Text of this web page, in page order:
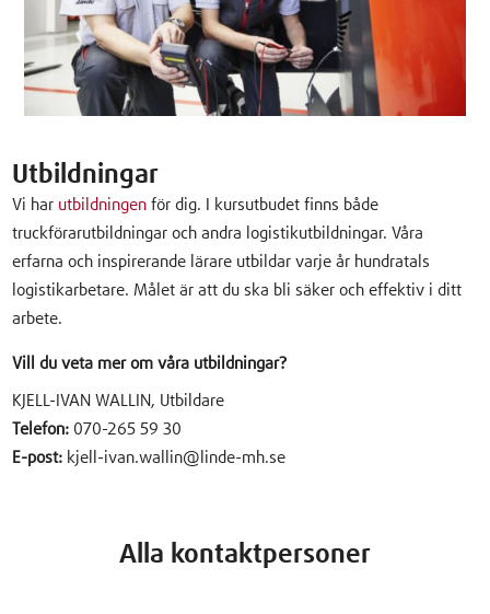
Utbildningar
Vi har utbildningenför dig. I kursutbudet finns både
truckförarutbildningar och andra logistikutbildningar. Våra
erfarna och inspirerande lärare utbildar varje år hundratals
logistikarbetare. Målet är att du ska bli säker och effektiv i ditt
arbete.
Vill du veta mer om våra utbildningar?
KJELL-IVAN WALLIN, Utbildare
Telefon: 070-265 59 30
E-post: kjell-ivan.wallin@linde-mh.se
Alla kontaktpersoner